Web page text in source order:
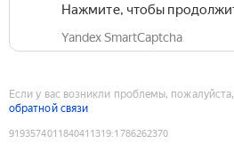
Нажмите, чтобы
Yandex SmartCaptcha
Если у вас возникли проблемы,
обратной связи
9193574011840411319:1786262370